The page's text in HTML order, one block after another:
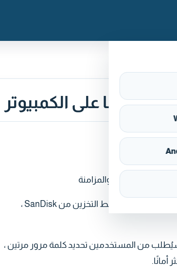
SanDisk SecureAccess هو برنامج مجاني يمكّنك من تشفير الملفات على أجهزة وسائط التخزين من SanDisk ،
سيُطلب من المستخدمين تحديد كلمة مرور مرتين ،